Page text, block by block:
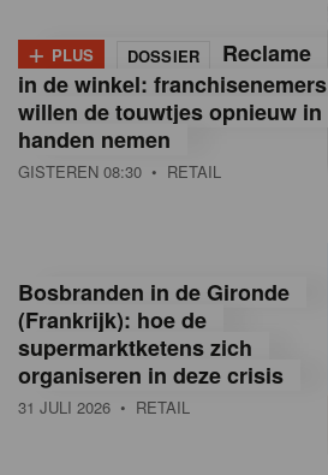
+ PLUS DOSSIER
Reclame
in de winkel: franchisenemers
willen de touwtjes opnieuw in
handen nemen
GISTEREN 08:30 • RETAIL
Bosbranden in de Gironde
(Frankrijk): hoe de
supermarktketens zich
organiseren in deze crisis
31 JULI 2026 • RETAIL